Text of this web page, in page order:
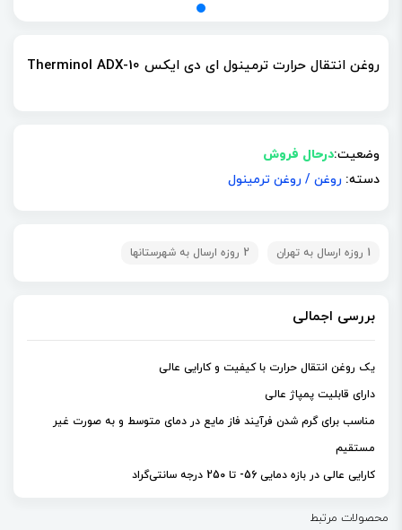
روغن انتقال حرارت ترمینول ای دی ایکس Therminol ADX-10
وضعیت:درحال فروش
دسته: روغن / روغن ترمینول
1 روزه ارسال به تهران 2 روزه ارسال به شهرستانها
بررسی اجمالی
یک روغن انتقال حرارت با کیفیت و کارایی عالی
دارای قابلیت پمپاژ عالی
مناسب برای گرم شدن فرآیند فاز مایع در دمای متوسط و به صورت غیر
مستقیم
کارایی عالی در بازه دمایی 56- تا 250 درجه سانتی‌گراد
محصولات مرتبط